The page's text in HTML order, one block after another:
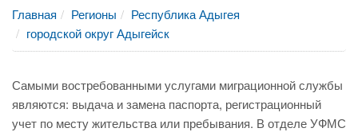
Главная Регионы
Республика Адыгея
городской округ Адыгейск
Самыми востребованными услугами миграционной службы
являются: выдача и замена паспорта, регистрационный
учет по месту жительства или пребывания. В отделе УФМС